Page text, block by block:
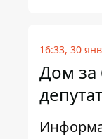
16:33, 30
Дом за